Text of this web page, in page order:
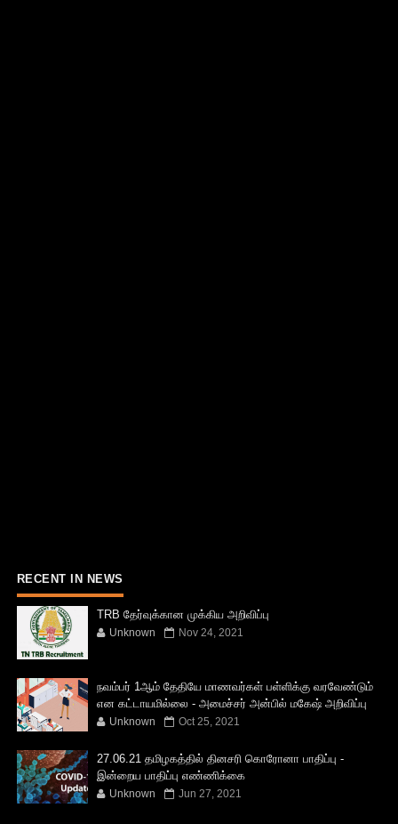
RECENT IN NEWS
TRB தேர்வுக்கான முக்கிய அறிவிப்பு
Unknown Nov 24, 2021
நவம்பர் 1ஆம் தேதியே மாணவர்கள் பள்ளிக்கு வரவேண்டும்
என கட்டாயமில்லை - அமைச்சர் அன்பில் மகேஷ் அறிவிப்பு
Unknown Oct 25, 2021
27.06.21 தமிழகத்தில் தினசரி கொரோனா பாதிப்பு -
இன்றைய பாதிப்பு எண்ணிக்கை
Unknown Jun 27, 2021